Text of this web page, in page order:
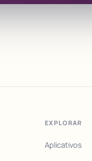
EXPLORAR
Aplicativos